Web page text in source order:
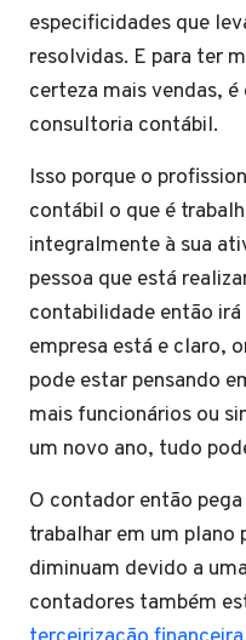
especificidades que
resolvidas. E para ter
certeza mais vendas,
consultoria contábil.
Isso porque o
contábil o que é
integralmente à sua
pessoa que está
contabilidade então irá
empresa está e claro,
pode estar pensando
mais funcionários ou
um novo ano, tudo
O contador então
trabalhar em um plano
diminuam devido a
contadores também